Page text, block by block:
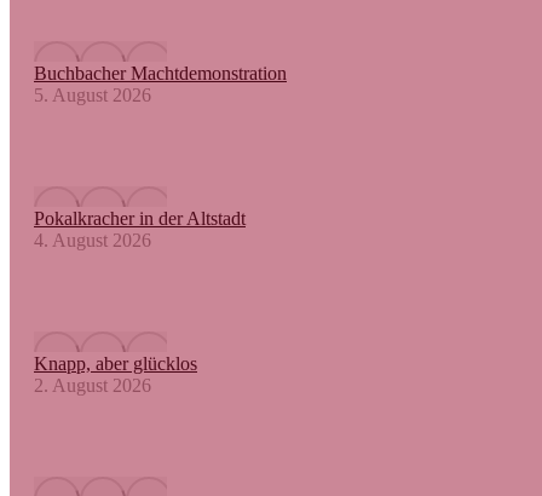
Buchbacher Machtdemonstration
5. August 2026
Pokalkracher in der Altstadt
4. August 2026
Knapp, aber glücklos
2. August 2026